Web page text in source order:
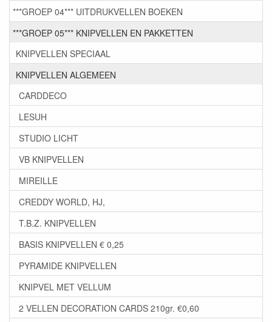
***GROEP 04*** UITDRUKVELLEN BOEKEN
***GROEP 05*** KNIPVELLEN EN PAKKETTEN
KNIPVELLEN SPECIAAL
KNIPVELLEN ALGEMEEN
CARDDECO
LESUH
STUDIO LICHT
VB KNIPVELLEN
MIREILLE
CREDDY WORLD, HJ,
T.B.Z. KNIPVELLEN
BASIS KNIPVELLEN € 0,25
PYRAMIDE KNIPVELLEN
KNIPVEL MET VELLUM
2 VELLEN DECORATION CARDS 210gr. €0,60